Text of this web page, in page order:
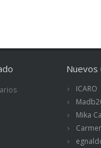
Nuevos
ICARO
Mika